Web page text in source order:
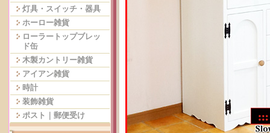
灯具・スイッチ・器具
ホーロー雑貨
ローラートップブレッ
ド缶
木製カントリー雑貨
アイアン雑貨
時計
装飾雑貨
ポスト｜郵便受け